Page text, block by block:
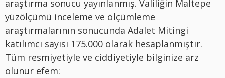
araştırma sonucu yayınlanmış. Valiliğin Maltepe
yüzölçümü inceleme ve ölçümleme
araştırmalarının sonucunda Adalet Mitingi
katılımcı sayısı 175.000 olarak hesaplanmıştır.
Tüm resmiyetiyle ve ciddiyetiyle bilginize arz
olunur efem: